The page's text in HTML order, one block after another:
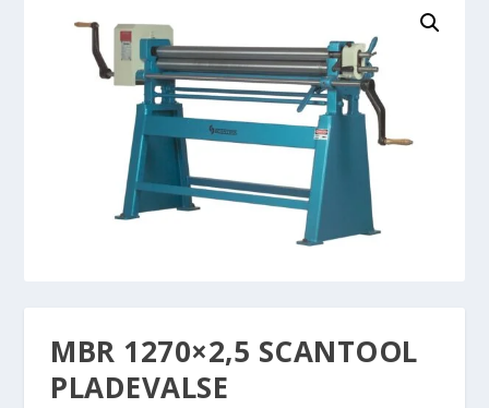
MBR 1270×2,5 SCANTOOL
PLADEVALSE